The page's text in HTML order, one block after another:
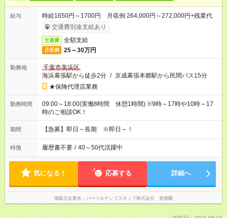
給与
時給1650円～1700円 月収例 264,000円～272,000円+残業代
交通費別途支給あり
交通費 全額支給
月収例 25～30万円
勤務地
千葉市美浜区
海浜幕張駅から徒歩2分 / 京成幕張本郷駅から民間バス15分
★保険代理店業務
勤務時間
09:00～18:00(実働8時間 休憩1時間) ※9時～17時や10時～17
時のご相談OK！
期間 【急募】即日～長期 ※即日～！
特徴 履歴書不要 / 40～50代活躍中
気になる！ 応募する 詳細へ
掲載元企業名 パーソルテンプスタッフ株式会社 首都圏